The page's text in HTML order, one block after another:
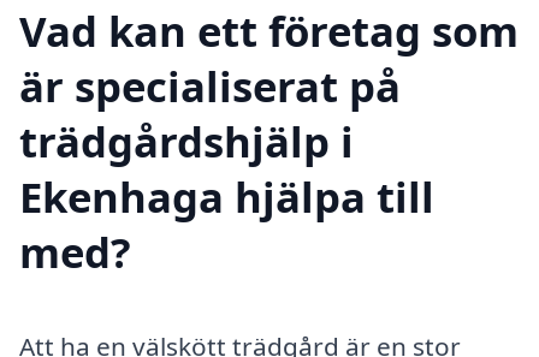
Vad kan ett företag som
är specialiserat på
trädgårdshjälp i
Ekenhaga hjälpa till
med?
Att ha en välskött trädgård är en stor